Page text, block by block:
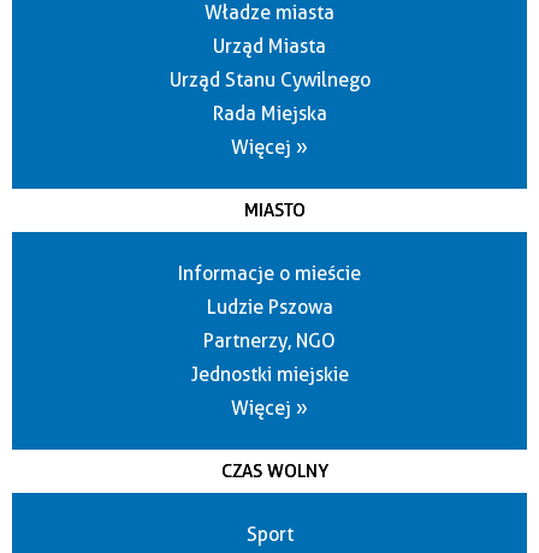
Władze miasta
Urząd Miasta
Urząd Stanu Cywilnego
Rada Miejska
Więcej »
MIASTO
Informacje o mieście
Ludzie Pszowa
Partnerzy, NGO
Jednostki miejskie
Więcej »
CZAS WOLNY
Sport